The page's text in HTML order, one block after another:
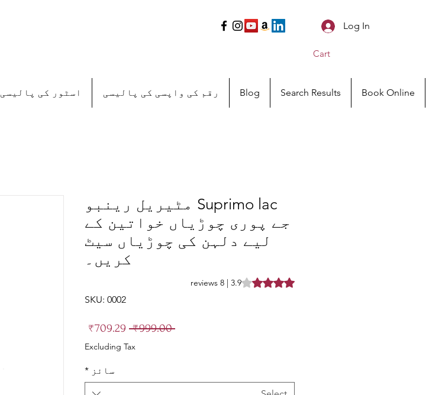
Log In
Cart
اسٹور کی پالیسی رقم کی واپسی کی پالیسی Blog Search Results Book Online
Suprimo lac مٹیریل رینبو
جے پوری چوڑیاں خواتین کے
لیے دلہن کی چوڑیاں سیٹ
کریں۔
Rating is 3.9 out of five stars based on 8 reviews
3.9 | 8 reviews
SKU: 0002
₹999.00
Regular
Price
₹709.29
PriceExcluding Tax
سائز *